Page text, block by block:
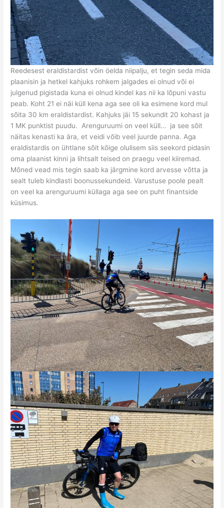
Reedesest eraldistardist võin öelda niipalju, et tegin seda mida
plaanisin ja hetkel kahjuks rohkem jalgades ei olnud või ei
julgenud pigistada kuna ei olnud kindel kas nii ka lõpuni vastu
peab. Koht 21 ei näi küll kena aga see oli ka esimene kord mul
sõita 30 km eraldistardist. Kahjuks jäi 15 sekundit 20 kohast ja
1 MK punktist puudu. Arenguruumi on veel küll… ja see sõit
näitas kenasti ka ära, et veidi võib veel juurde panna. Aga
eraldistardis on ühtlane sõit kõige olulisem siis seekord pidasin
oma plaanist kinni ja lihtsalt teised on praegu veel kiiremad.
Mõned vead mis tegin saab ka järgmine kord arvesse võtta ja
sealt tuleb kindlasti boonussekundeid. Varustuse poole pealt
on veel ka arenguruumi küllaga aga see on puht finantside
küsimus.